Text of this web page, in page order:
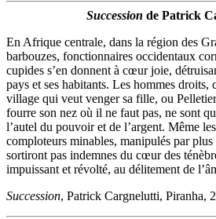
Succession de Patrick
En Afrique centrale, dans la région des
barbouzes, fonctionnaires occidentaux
cupides s’en donnent à cœur joie,
pays et ses habitants. Les hommes droits,
village qui veut venger sa fille, ou
fourre son nez où il ne faut pas, ne sont
l’autel du pouvoir et de l’argent. Même
comploteurs minables, manipulés par plus
sortiront pas indemnes du cœur des
impuissant et révolté, au délitement de
Succession, Patrick Cargnelutti, Piranha,